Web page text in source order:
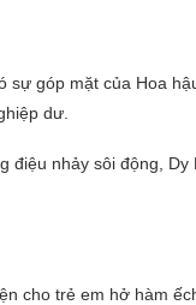
góp mặt của Hoa
dư.
nhảy sôi động, Dy
cho trẻ em hở hàm